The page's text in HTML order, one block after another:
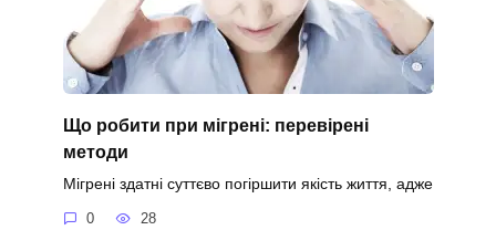
Що робити при мігрені: перевірені
методи
Мігрені здатні суттєво погіршити якість життя, адже
0 28